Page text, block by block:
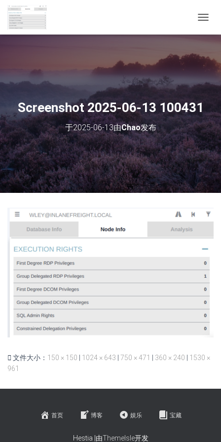
换
Screenshot 2025-06-13 100431
于2025-06-13由Chao发布
文件大小： 150 × 150 | 1024 × 643 | 750 × 471 | 360 × 240 | 1530 ×
961
首页 博客 娱乐 宝藏
Hestia |由ThemeIsle开发